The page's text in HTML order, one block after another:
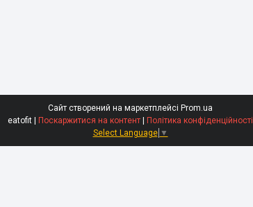
Сайт створений на маркетплейсі Prom.ua
eatofit | Поскаржитися на контент | Політика конфіденційності
Select Language ▼